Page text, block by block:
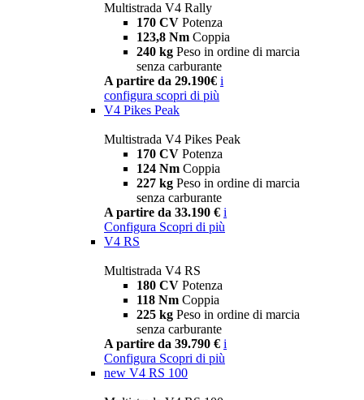
Multistrada V4 Rally
170 CV Potenza
123,8 Nm Coppia
240 kg Peso in ordine di marcia
senza carburante
A partire da 29.190€ i
configura scopri di più
V4 Pikes Peak
Multistrada V4 Pikes Peak
170 CV Potenza
124 Nm Coppia
227 kg Peso in ordine di marcia
senza carburante
A partire da 33.190 € i
Configura Scopri di più
V4 RS
Multistrada V4 RS
180 CV Potenza
118 Nm Coppia
225 kg Peso in ordine di marcia
senza carburante
A partire da 39.790 € i
Configura Scopri di più
new V4 RS 100